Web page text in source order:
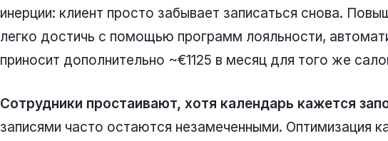
инерции: клиент просто забывает записаться снова.
легко достичь с помощью программ лояльности,
приносит дополнительно ~€1125 в месяц для того же
Сотрудники простаивают, хотя календарь кажется
записями часто остаются незамеченными. Оптимизация